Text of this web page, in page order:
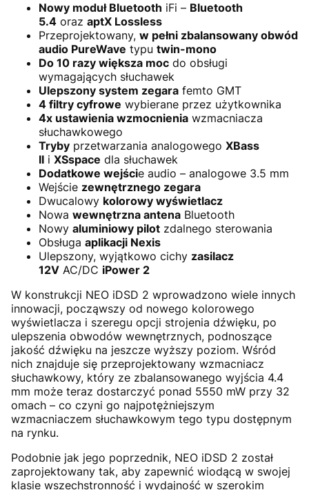
Nowy moduł Bluetooth iFi – Bluetooth
5.4 oraz aptX Lossless
Przeprojektowany, w pełni zbalansowany obwód
audio PureWave typu twin-mono
Do 10 razy większa moc do obsługi
wymagających słuchawek
Ulepszony system zegara femto GMT
4 filtry cyfrowe wybierane przez użytkownika
4x ustawienia wzmocnienia wzmacniacza
słuchawkowego
Tryby przetwarzania analogowego XBass
II i XSspace dla słuchawek
Dodatkowe wejście audio – analogowe 3.5 mm
Wejście zewnętrznego zegara
Dwucalowy kolorowy wyświetlacz
Nowa wewnętrzna antena Bluetooth
Nowy aluminiowy pilot zdalnego sterowania
Obsługa aplikacji Nexis
Ulepszony, wyjątkowo cichy zasilacz
12V AC/DC iPower 2
W konstrukcji NEO iDSD 2 wprowadzono wiele innych
innowacji, począwszy od nowego kolorowego
wyświetlacza i szeregu opcji strojenia dźwięku, po
ulepszenia obwodów wewnętrznych, podnoszące
jakość dźwięku na jeszcze wyższy poziom. Wśród
nich znajduje się przeprojektowany wzmacniacz
słuchawkowy, który ze zbalansowanego wyjścia 4.4
mm może teraz dostarczyć ponad 5550 mW przy 32
omach – co czyni go najpotężniejszym
wzmacniaczem słuchawkowym tego typu dostępnym
na rynku.
Podobnie jak jego poprzednik, NEO iDSD 2 został
zaprojektowany tak, aby zapewnić wiodącą w swojej
klasie wszechstronność i wydajność w szerokim